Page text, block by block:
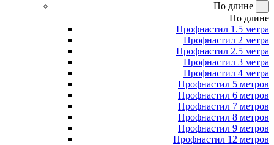
По длине
По длине
Профнастил 1.5 метра
Профнастил 2 метра
Профнастил 2.5 метра
Профнастил 3 метра
Профнастил 4 метра
Профнастил 5 метров
Профнастил 6 метров
Профнастил 7 метров
Профнастил 8 метров
Профнастил 9 метров
Профнастил 12 метров